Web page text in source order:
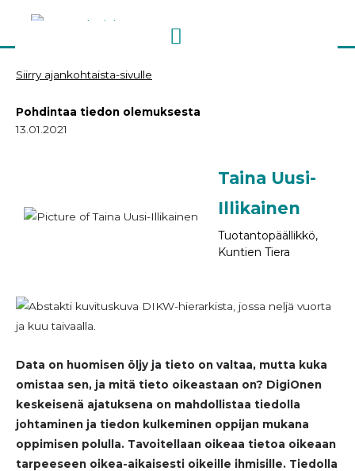
Siirry ajankohtaista-sivulle
Pohdintaa tiedon olemuksesta
13.01.2021
Taina Uusi-
Illikainen
Tuotantopäällikkö,
Kuntien Tiera
Data on huomisen öljy ja tieto on valtaa, mutta kuka
omistaa sen, ja mitä tieto oikeastaan on? DigiOnen
keskeisenä ajatuksena on mahdollistaa tiedolla
johtaminen ja tiedon kulkeminen oppijan mukana
oppimisen polulla. Tavoitellaan oikeaa tietoa oikeaan
tarpeeseen oikea-aikaisesti oikeille ihmisille. Tiedolla